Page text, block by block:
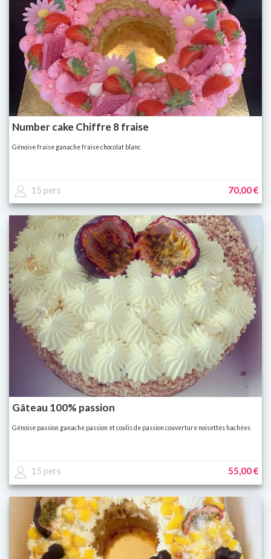
Number cake Chiffre 8 fraise
Génoise fraise ganache fraise chocolat blanc
15 pers 70,00 €
Gâteau 100% passion
Génoise passion ganache passion et coulis de passion couverture noisettes hachées
15 pers 55,00 €